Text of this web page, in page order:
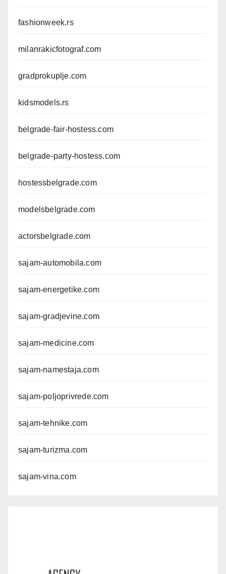
fashionweek.rs
milanrakicfotograf.com
gradprokuplje.com
kidsmodels.rs
belgrade-fair-hostess.com
belgrade-party-hostess.com
hostessbelgrade.com
modelsbelgrade.com
actorsbelgrade.com
sajam-automobila.com
sajam-energetike.com
sajam-gradjevine.com
sajam-medicine.com
sajam-namestaja.com
sajam-poljoprivrede.com
sajam-tehnike.com
sajam-turizma.com
sajam-vina.com